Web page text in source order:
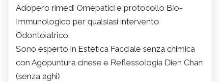
Adopero rimedi Omepatici e protocollo Bio-
Immunologico per qualsiasi intervento
Odontoiatrico.
Sono esperto in Estetica Facciale senza chimica
con Agopuntura cinese e Reflessologia Dien Chan
(senza aghi)